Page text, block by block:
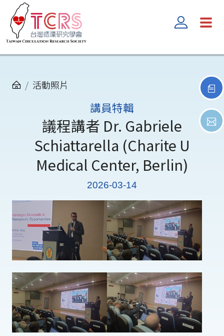
活動照片
講員特輯
議程講者 Dr. Gabriele
Schiattarella (Charite U
Medical Center, Berlin)
2026-03-14